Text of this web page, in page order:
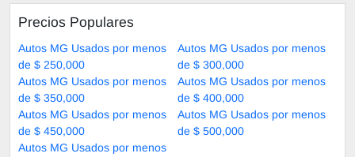
Precios Populares
Autos MG Usados por menos
de $ 250,000
Autos MG Usados por menos
de $ 300,000
Autos MG Usados por menos
de $ 350,000
Autos MG Usados por menos
de $ 400,000
Autos MG Usados por menos
de $ 450,000
Autos MG Usados por menos
de $ 500,000
Autos MG Usados por menos